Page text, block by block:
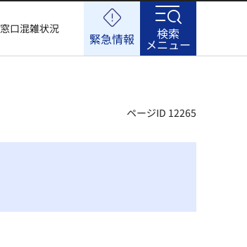
窓口混雑状況
緊急情報 検索
メニュー
ページID 12265